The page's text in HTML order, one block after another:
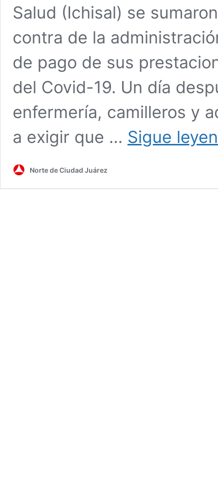
Salud (Ichisal) se
contra de la
de pago de sus
del Covid-19. Un día
enfermería, camilleros y
a exigir que … Sigue
Norte de Ciudad Juárez